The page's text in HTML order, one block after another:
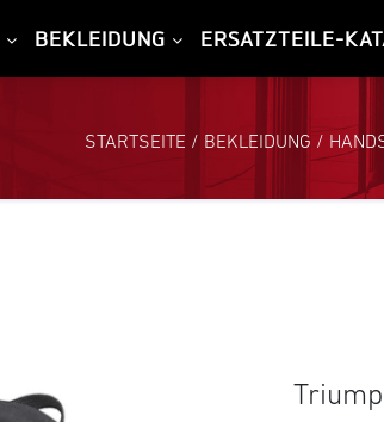
BEKLEIDUNG ERSATZTEILE-
STARTSEITE / BEKLEIDUNG /